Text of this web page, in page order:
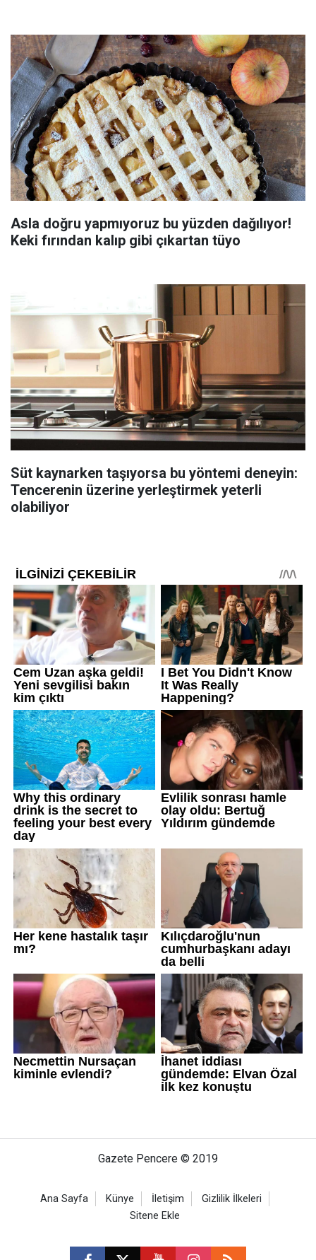
Asla doğru yapmıyoruz bu yüzden dağılıyor!
Keki fırından kalıp gibi çıkartan tüyo
Süt kaynarken taşıyorsa bu yöntemi deneyin:
Tencerenin üzerine yerleştirmek yeterli
olabiliyor
Gazete Pencere © 2019
Ana Sayfa Künye İletişim
Gizlilik İlkeleri
Sitene Ekle